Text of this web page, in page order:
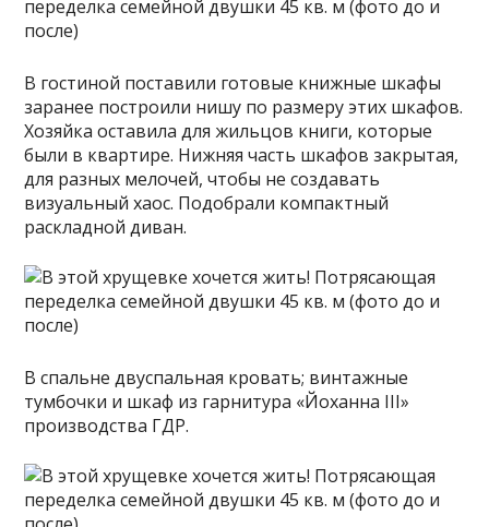
В гостиной поставили готовые книжные шкафы
заранее построили нишу по размеру этих шкафов.
Хозяйка оставила для жильцов книги, которые
были в квартире. Нижняя часть шкафов закрытая,
для разных мелочей, чтобы не создавать
визуальный хаос. Подобрали компактный
раскладной диван.
В спальне двуспальная кровать; винтажные
тумбочки и шкаф из гарнитура «Йоханна III»
производства ГДР.